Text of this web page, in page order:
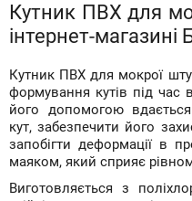
Кутник ПВХ для
інтернет-магазині
Кутник ПВХ для мокрої
формування кутів під час
його допомогою
кут, забезпечити його
запобігти деформації в
маяком, який сприяє
Виготовляється з